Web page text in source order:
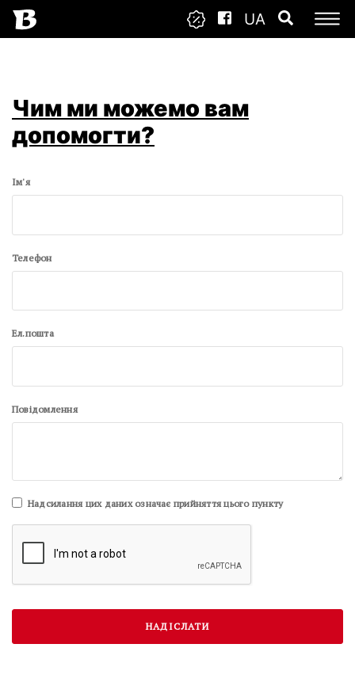
UA
Чим ми можемо вам
допомогти?
Ім'я
Телефон
Ел.пошта
Повідомлення
Надсилання цих даних означає прийняття цього пункту